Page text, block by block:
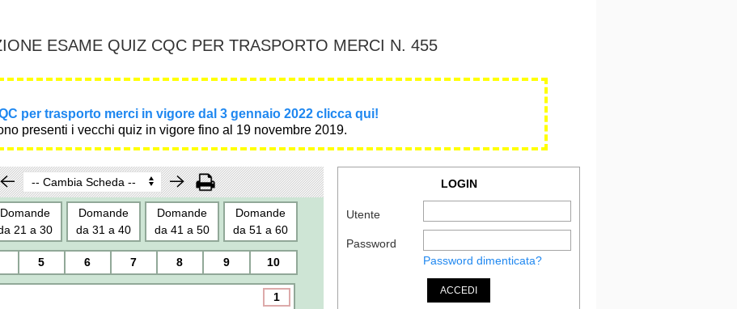
ESAME QUIZ CQC PER TRASPORTO MERCI N. 455
per trasporto merci in vigore dal 3 gennaio 2022 clicca qui!
presenti i vecchi quiz in vigore fino al 19 novembre 2019.
Domande
21 a 30
Domande
da 31 a 40
Domande
da 41 a 50
Domande
da 51 a 60
5 6 7 8 9 10
1
LOGIN
Utente
Password
Password dimenticata?
ACCEDI